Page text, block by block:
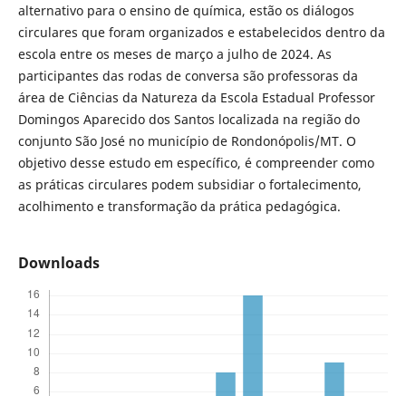
alternativo para o ensino de química, estão os diálogos
circulares que foram organizados e estabelecidos dentro da
escola entre os meses de março a julho de 2024. As
participantes das rodas de conversa são professoras da
área de Ciências da Natureza da Escola Estadual Professor
Domingos Aparecido dos Santos localizada na região do
conjunto São José no município de Rondonópolis/MT. O
objetivo desse estudo em específico, é compreender como
as práticas circulares podem subsidiar o fortalecimento,
acolhimento e transformação da prática pedagógica.
Downloads